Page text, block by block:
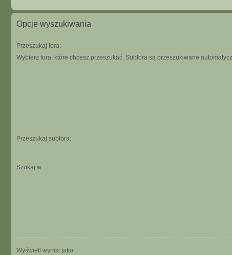
Opcje wyszukiwania
Przeszukaj fora:
Wybierz fora, które chcesz przeszukać. Subfora są przeszukiwane
Przeszukaj subfora:
Szukaj w:
Wyświetl wyniki jako: